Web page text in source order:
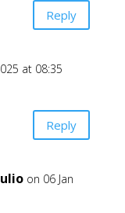
Reply
at 08:35
Reply
on 06 Jan